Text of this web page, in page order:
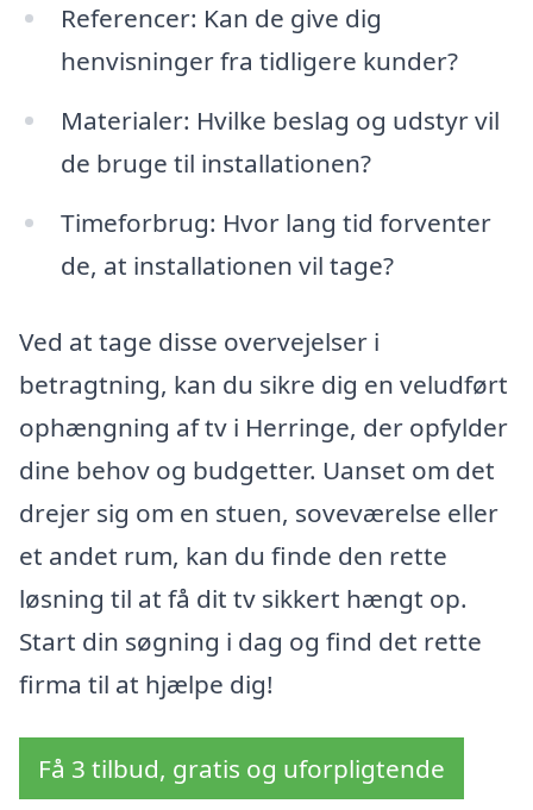
Referencer: Kan de give dig
henvisninger fra tidligere kunder?
Materialer: Hvilke beslag og udstyr vil
de bruge til installationen?
Timeforbrug: Hvor lang tid forventer
de, at installationen vil tage?
Ved at tage disse overvejelser i
betragtning, kan du sikre dig en veludført
ophængning af tv i Herringe, der opfylder
dine behov og budgetter. Uanset om det
drejer sig om en stuen, soveværelse eller
et andet rum, kan du finde den rette
løsning til at få dit tv sikkert hængt op.
Start din søgning i dag og find det rette
firma til at hjælpe dig!
Få 3 tilbud, gratis og uforpligtende